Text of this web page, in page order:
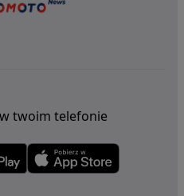
twoim telefonie